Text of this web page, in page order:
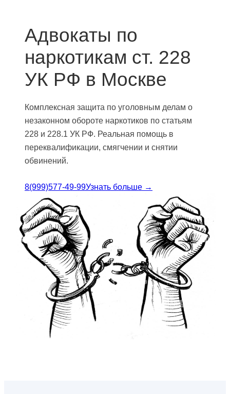
Адвокаты по
наркотикам ст. 228
УК РФ в Москве
Комплексная защита по уголовным делам о
незаконном обороте наркотиков по статьям
228 и 228.1 УК РФ. Реальная помощь в
переквалификации, смягчении и снятии
обвинений.
8(999)577-49-99Узнать больше →